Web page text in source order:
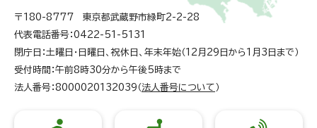
〒180-8777 東京都武蔵野市緑町2-2-28
代表電話番号：0422-51-5131
閉庁日：土曜日・日曜日、祝休日、年末年始（12月29日から1月3日まで）
受付時間：午前8時30分から午後5時まで
法人番号：8000020132039（ 法人番号について ）